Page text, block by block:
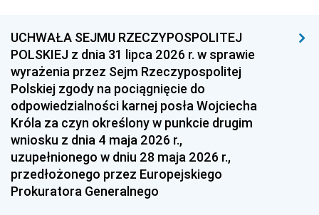
UCHWAŁA SEJMU RZECZYPOSPOLITEJ
POLSKIEJ z dnia 31 lipca 2026 r. w sprawie
wyrażenia przez Sejm Rzeczypospolitej
Polskiej zgody na pociągnięcie do
odpowiedzialności karnej posła Wojciecha
Króla za czyn określony w punkcie drugim
wniosku z dnia 4 maja 2026 r.,
uzupełnionego w dniu 28 maja 2026 r.,
przedłożonego przez Europejskiego
Prokuratora Generalnego